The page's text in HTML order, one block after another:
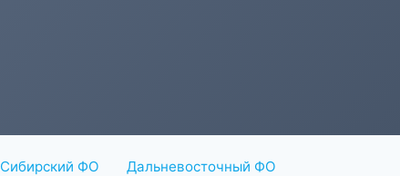
Сибирский ФО Дальневосточный ФО